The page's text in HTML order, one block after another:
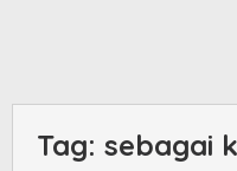
Tag: sebagai